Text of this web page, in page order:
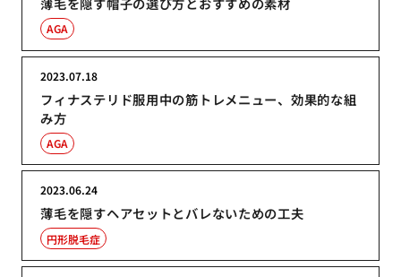
AGA
フィナステリド服用中の筋トレメニュー、効果的な組
み方
2023.07.18
AGA
薄毛を隠すヘアセットとバレないための工夫
2023.06.24
円形脱毛症